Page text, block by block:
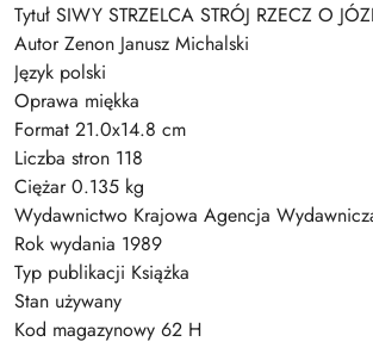
Tytuł SIWY STRZELCA STRÓJ RZECZ O
Autor Zenon Janusz Michalski
Język polski
Oprawa miękka
Format 21.0x14.8 cm
Liczba stron 118
Ciężar 0.135 kg
Wydawnictwo Krajowa Agencja
Rok wydania 1989
Typ publikacji Książka
Stan używany
Kod magazynowy 62 H